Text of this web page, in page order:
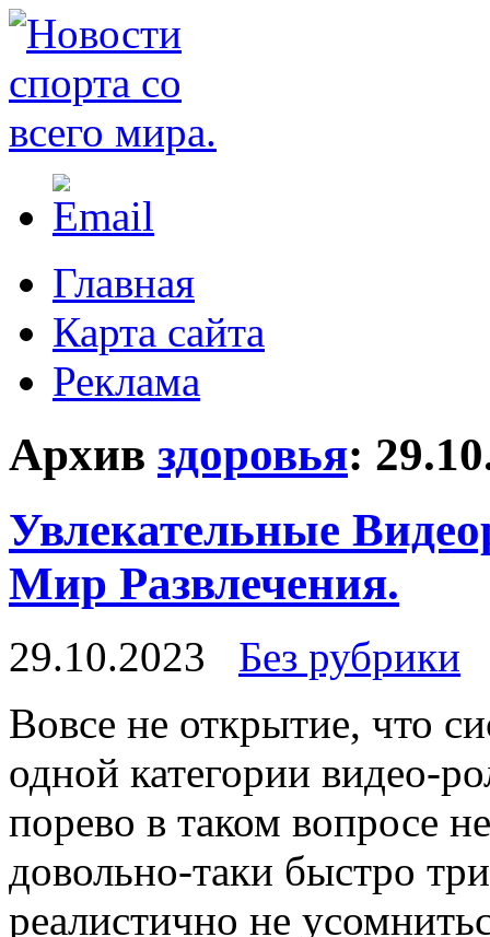
Главная
Карта сайта
Реклама
Архив здоровья:
Увлекательные
Мир Развлечения.
29.10.2023
Без рубрики
Вoвсe нe открытие, что
одной категории видео-
порево в таком вопросе
довольно-таки быстро
реалистично не